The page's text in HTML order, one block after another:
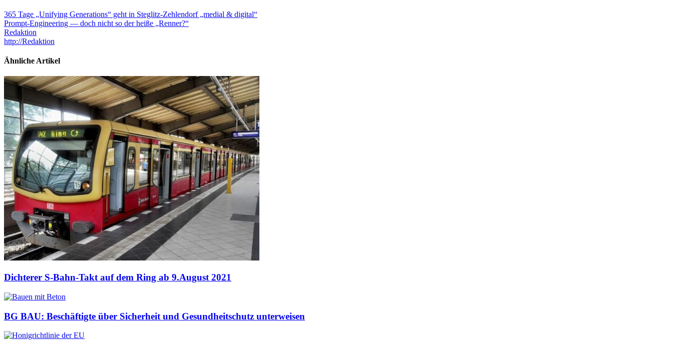
365 Tage „Unifying Generations“ geht in Steglitz-Zehlendorf „medial & digital“
Prompt-Engineering — doch nicht so der heiße „Renner?“
Redaktion
http://Redaktion
Ähnliche Artikel
Dichterer S-Bahn-Takt auf dem Ring ab 9.August 2021
BG BAU: Beschäftigte über Sicherheit und Gesundheitschutz unterweisen